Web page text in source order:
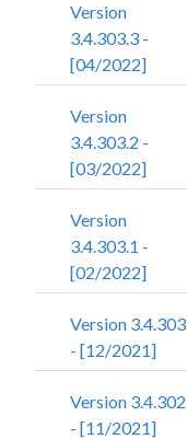
Version
3.4.303.3 -
[04/2022]
Version
3.4.303.2 -
[03/2022]
Version
3.4.303.1 -
[02/2022]
Version 3.4.303
- [12/2021]
Version 3.4.302
- [11/2021]